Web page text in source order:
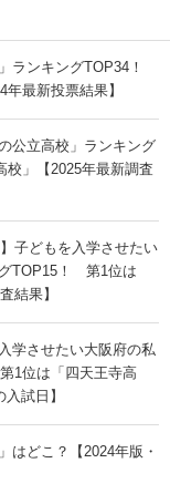
ランキングTOP34！
最新投票結果】
公立高校」ランキング
」【2025年最新調査
子どもを入学させたい
グTOP15！ 第1位は
結果】
学させたい大阪府の私
1位は「四天王寺高
試日】
はどこ？【2024年版・